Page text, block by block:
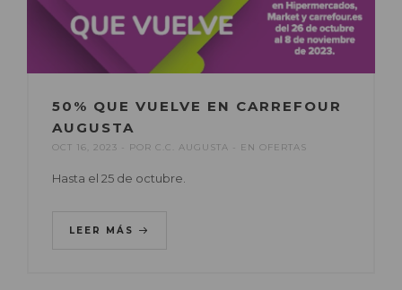
50% QUE VUELVE EN CARREFOUR
AUGUSTA
OCT 16, 2023 POR C.C. AUGUSTA EN OFERTAS
Hasta el 25 de octubre.
LEER MÁS